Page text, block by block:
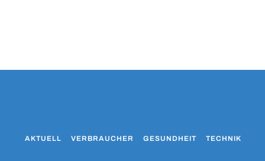
AKTUELL VERBRAUCHER GESUNDHEIT TECHNIK